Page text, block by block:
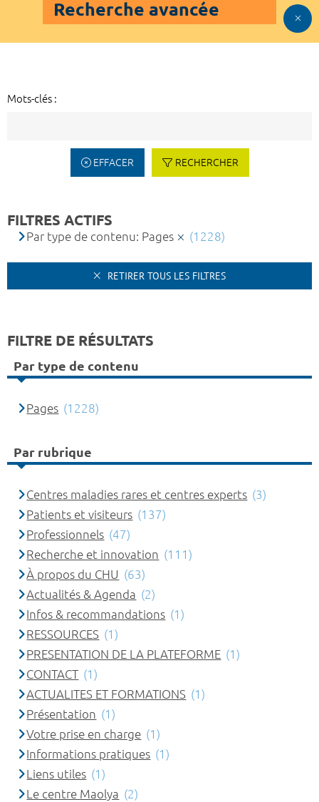
Recherche avancée
Mots-clés :
EFFACER RECHERCHER
FILTRES ACTIFS
Par type de contenu: Pages (1228)
RETIRER TOUS LES FILTRES
FILTRE DE RÉSULTATS
Par type de contenu
Pages (1228)
Par rubrique
Centres maladies rares et centres experts (3)
Patients et visiteurs (137)
Professionnels (47)
Recherche et innovation (111)
À propos du CHU (63)
Actualités & Agenda (2)
Infos & recommandations (1)
RESSOURCES (1)
PRESENTATION DE LA PLATEFORME (1)
CONTACT (1)
ACTUALITES ET FORMATIONS (1)
Présentation (1)
Votre prise en charge (1)
Informations pratiques (1)
Liens utiles (1)
Le centre Maolya (2)